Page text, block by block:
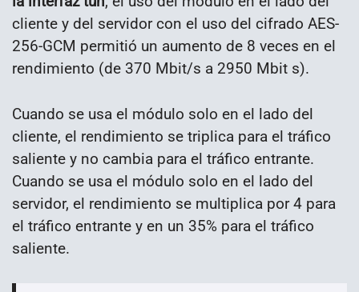
cliente y del servidor con el uso del cifrado AES-
256-GCM permitió un aumento de 8 veces en el
rendimiento (de 370 Mbit/s a 2950 Mbit s).
Cuando se usa el módulo solo en el lado del
cliente, el rendimiento se triplica para el tráfico
saliente y no cambia para el tráfico entrante.
Cuando se usa el módulo solo en el lado del
servidor, el rendimiento se multiplica por 4 para
el tráfico entrante y en un 35% para el tráfico
saliente.